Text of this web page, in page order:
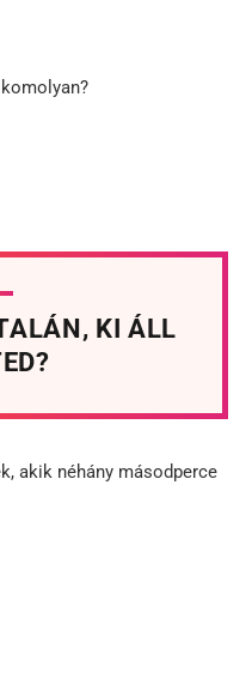
KI ÁLL
akik néhány másodperce